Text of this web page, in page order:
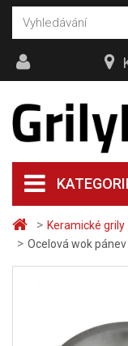
> Keramické grily
> Ocelová wok